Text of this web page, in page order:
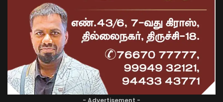
- Advertisement -